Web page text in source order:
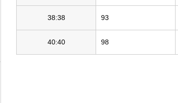
38:38 93
40:40 98